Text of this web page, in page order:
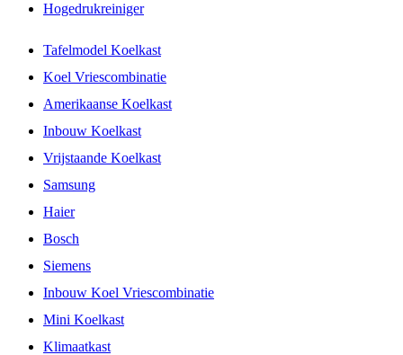
Hogedrukreiniger
Tafelmodel Koelkast
Koel Vriescombinatie
Amerikaanse Koelkast
Inbouw Koelkast
Vrijstaande Koelkast
Samsung
Haier
Bosch
Siemens
Inbouw Koel Vriescombinatie
Mini Koelkast
Klimaatkast